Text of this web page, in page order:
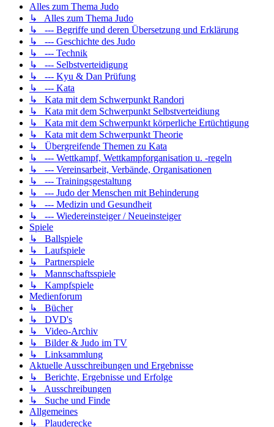
Alles zum Thema Judo
↳ Alles zum Thema Judo
↳ --- Begriffe und deren Übersetzung und Erklärung
↳ --- Geschichte des Judo
↳ --- Technik
↳ --- Selbstverteidigung
↳ --- Kyu & Dan Prüfung
↳ --- Kata
↳ Kata mit dem Schwerpunkt Randori
↳ Kata mit dem Schwerpunkt Selbstverteidiung
↳ Kata mit dem Schwerpunkt körperliche Ertüchtigung
↳ Kata mit dem Schwerpunkt Theorie
↳ Übergreifende Themen zu Kata
↳ --- Wettkampf, Wettkampforganisation u. -regeln
↳ --- Vereinsarbeit, Verbände, Organisationen
↳ --- Trainingsgestaltung
↳ --- Judo der Menschen mit Behinderung
↳ --- Medizin und Gesundheit
↳ --- Wiedereinsteiger / Neueinsteiger
Spiele
↳ Ballspiele
↳ Laufspiele
↳ Partnerspiele
↳ Mannschaftsspiele
↳ Kampfspiele
Medienforum
↳ Bücher
↳ DVD's
↳ Video-Archiv
↳ Bilder & Judo im TV
↳ Linksammlung
Aktuelle Ausschreibungen und Ergebnisse
↳ Berichte, Ergebnisse und Erfolge
↳ Ausschreibungen
↳ Suche und Finde
Allgemeines
↳ Plauderecke